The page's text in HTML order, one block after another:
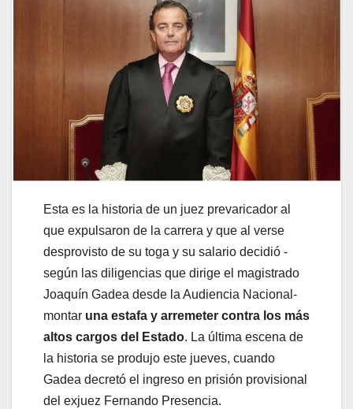
Esta es la historia de un juez prevaricador al
que expulsaron de la carrera y que al verse
desprovisto de su toga y su salario decidió -
según las diligencias que dirige el magistrado
Joaquín Gadea desde la Audiencia Nacional-
montar una estafa y arremeter contra los más
altos cargos del Estado. La última escena de
la historia se produjo este jueves, cuando
Gadea decretó el ingreso en prisión provisional
del exjuez Fernando Presencia.